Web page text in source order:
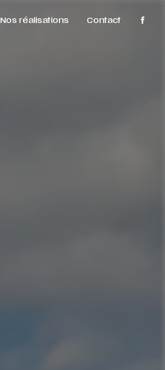
Nos réalisations Contact